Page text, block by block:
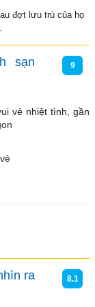
đợt lưu trú của họ
sạn
9
vẻ nhiệt tình, gần
ra
8.1